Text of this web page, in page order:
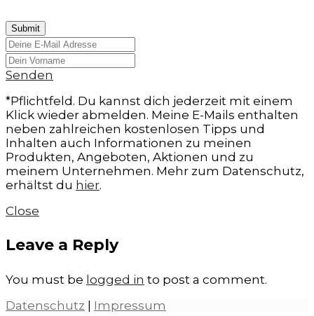
Senden
*Pflichtfeld. Du kannst dich jederzeit mit einem
Klick wieder abmelden. Meine E-Mails enthalten
neben zahlreichen kostenlosen Tipps und
Inhalten auch Informationen zu meinen
Produkten, Angeboten, Aktionen und zu
meinem Unternehmen. Mehr zum Datenschutz,
erhältst du hier.
Close
Leave a Reply
You must be logged in to post a comment.
Datenschutz | Impressum